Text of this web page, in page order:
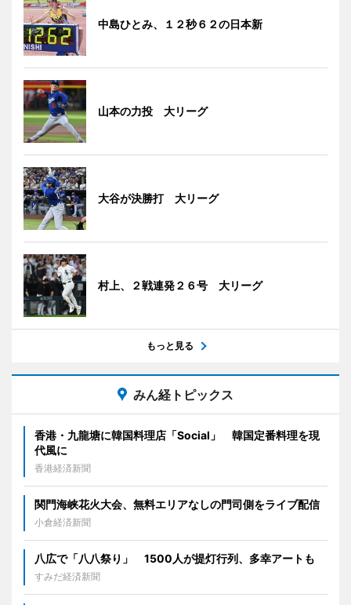
中島ひとみ、１２秒６２の日本新
山本の力投 大リーグ
大谷が決勝打 大リーグ
村上、２戦連発２６号 大リーグ
もっと見る
みん経トピックス
香港・九龍塘に韓国料理店「Social」 韓国定番料理を現
代風に
香港経済新聞
関門海峡花火大会、無料エリアなしの門司側をライブ配信
小倉経済新聞
八広で「八八祭り」 1500人が提灯行列、多幸アートも
すみだ経済新聞